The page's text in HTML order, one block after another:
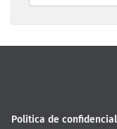
Politica de